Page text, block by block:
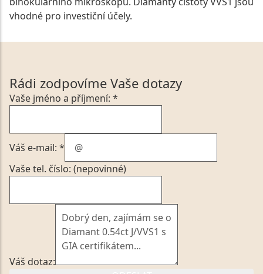
vhodné pro investiční účely.
Rádi zodpovíme Vaše dotazy
Vaše jméno a příjmení: *
Váš e-mail: *
Vaše tel. číslo: (nepovinné)
Váš dotaz: